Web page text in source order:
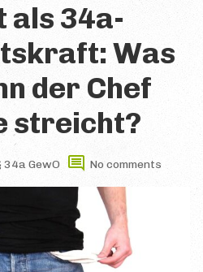
als 34a-
Was
der Chef
streicht?
34a GewO No comments